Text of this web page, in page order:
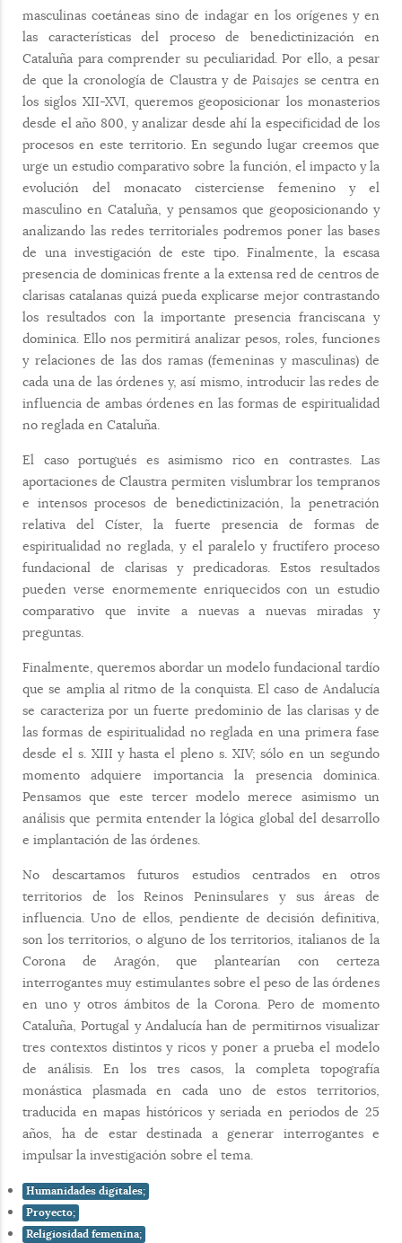
masculinas coetáneas sino de indagar en los orígenes y en
las características del proceso de benedictinización en
Cataluña para comprender su peculiaridad. Por ello, a pesar
de que la cronología de Claustra y dePaisajes se centra en
los siglos XII-XVI, queremos geoposicionar los monasterios
desde el año 800, y analizar desde ahí la especificidad de los
procesos en este territorio. En segundo lugar creemos que
urge un estudio comparativo sobre la función, el impacto y la
evolución del monacato cisterciense femenino y el
masculino en Cataluña, y pensamos que geoposicionando y
analizando las redes territoriales podremos poner las bases
de una investigación de este tipo. Finalmente, la escasa
presencia de dominicas frente a la extensa red de centros de
clarisas catalanas quizá pueda explicarse mejor contrastando
los resultados con la importante presencia franciscana y
dominica. Ello nos permitirá analizar pesos, roles, funciones
y relaciones de las dos ramas (femeninas y masculinas) de
cada una de las órdenes y, así mismo, introducir las redes de
influencia de ambas órdenes en las formas de espiritualidad
no reglada en Cataluña.
El caso portugués es asimismo rico en contrastes. Las
aportaciones de Claustra permiten vislumbrar los tempranos
e intensos procesos de benedictinización, la penetración
relativa del Císter, la fuerte presencia de formas de
espiritualidad no reglada, y el paralelo y fructífero proceso
fundacional de clarisas y predicadoras. Estos resultados
pueden verse enormemente enriquecidos con un estudio
comparativo que invite a nuevas a nuevas miradas y
preguntas.
Finalmente, queremos abordar un modelo fundacional tardío
que se amplia al ritmo de la conquista. El caso de Andalucía
se caracteriza por un fuerte predominio de las clarisas y de
las formas de espiritualidad no reglada en una primera fase
desde el s. XIII y hasta el pleno s. XIV; sólo en un segundo
momento adquiere importancia la presencia dominica.
Pensamos que este tercer modelo merece asimismo un
análisis que permita entender la lógica global del desarrollo
e implantación de las órdenes.
No descartamos futuros estudios centrados en otros
territorios de los Reinos Peninsulares y sus áreas de
influencia. Uno de ellos, pendiente de decisión definitiva,
son los territorios, o alguno de los territorios, italianos de la
Corona de Aragón, que plantearían con certeza
interrogantes muy estimulantes sobre el peso de las órdenes
en uno y otros ámbitos de la Corona. Pero de momento
Cataluña, Portugal y Andalucía han de permitirnos visualizar
tres contextos distintos y ricos y poner a prueba el modelo
de análisis. En los tres casos, la completa topografía
monástica plasmada en cada uno de estos territorios,
traducida en mapas históricos y seriada en periodos de 25
años, ha de estar destinada a generar interrogantes e
impulsar la investigación sobre el tema.
Humanidades digitales;
Proyecto;
Religiosidad femenina;